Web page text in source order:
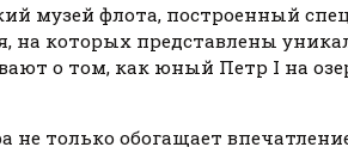
музей флота, построенный
на которых представлены
о том, как юный Петр I на
только обогащает